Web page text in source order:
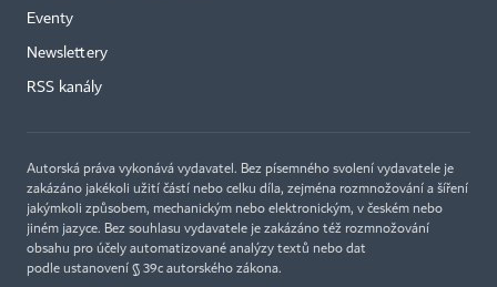
Eventy
Newslettery
RSS kanály
Autorská práva vykonává vydavatel. Bez písemného svolení vydavatele je
zakázáno jakékoli užití částí nebo celku díla, zejména rozmnožování a šíření
jakýmkoli způsobem, mechanickým nebo elektronickým, v českém nebo
jiném jazyce. Bez souhlasu vydavatele je zakázáno též rozmnožování
obsahu pro účely automatizované analýzy textů nebo dat
podle ustanovení § 39c autorského zákona.